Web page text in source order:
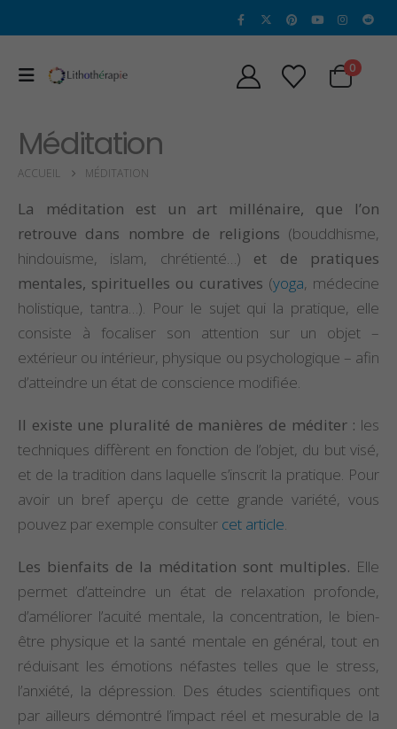
0
Méditation
ACCUEIL MÉDITATION
La méditation est un art millénaire, que l’on
retrouve dans nombre de religions (bouddhisme,
hindouisme, islam, chrétienté…) et de pratiques
mentales, spirituelles ou curatives (yoga, médecine
holistique, tantra…). Pour le sujet qui la pratique, elle
consiste à focaliser son attention sur un objet –
extérieur ou intérieur, physique ou psychologique – afin
d’atteindre un état de conscience modifiée.
Il existe une pluralité de manières de méditer : les
techniques diffèrent en fonction de l’objet, du but visé,
et de la tradition dans laquelle s’inscrit la pratique. Pour
avoir un bref aperçu de cette grande variété, vous
pouvez par exemple consulter cet article.
Les bienfaits de la méditation sont multiples. Elle
permet d’atteindre un état de relaxation profonde,
d’améliorer l’acuité mentale, la concentration, le bien-
être physique et la santé mentale en général, tout en
réduisant les émotions néfastes telles que le stress,
l’anxiété, la dépression. Des études scientifiques ont
par ailleurs démontré l’impact réel et mesurable de la
Propriétés et Vertus
de la Sugilite
Propriétés et Vertus
de la Pierre Épidote
Propriétés et Vertus
du Larimar
Propriétés et
de l’héliodore
Propriétés et
du spinelle
Propriétés et
de la staurolite